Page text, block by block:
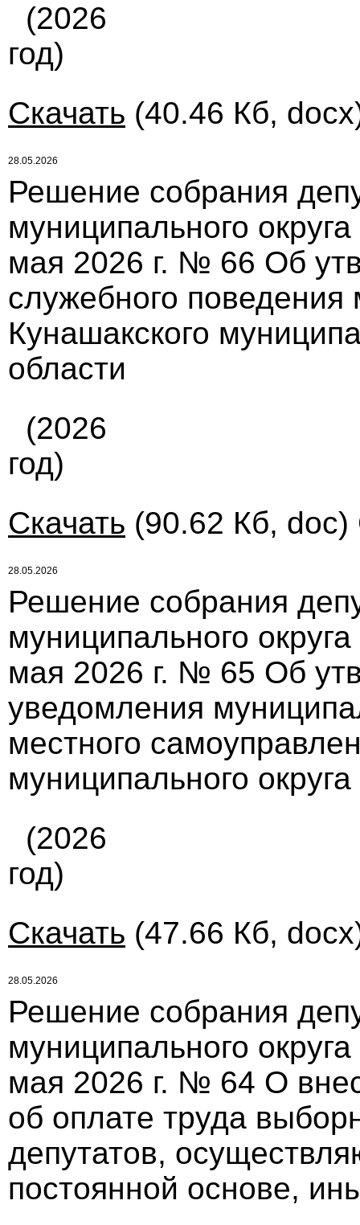
(2026
год)
Скачать (40.46 Кб,
28.05.2026
Решение собрания
муниципального
мая 2026 г. № 66 Об
служебного
Кунашакского
области
(2026
год)
Скачать (90.62 Кб, doc)
28.05.2026
Решение собрания
муниципального
мая 2026 г. № 65 Об
уведомления
местного
муниципального
(2026
год)
Скачать (47.66 Кб,
28.05.2026
Решение собрания
муниципального
мая 2026 г. № 64 О
об оплате труда
депутатов,
постоянной основе,